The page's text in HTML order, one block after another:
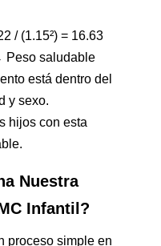
/ (1.15²) = 16.63
Peso saludable
está dentro del
y sexo.
hijos con esta
Nuestra
Infantil?
proceso simple en